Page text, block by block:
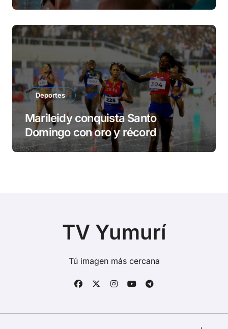
Deportes
Marileidy conquista Santo
Domingo con oro y récord
TV Yumurí
Tú imagen más cercana